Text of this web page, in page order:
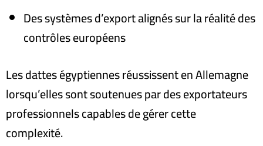
Des systèmes d’export alignés sur la réalité des
contrôles européens
Les dattes égyptiennes réussissent en Allemagne
lorsqu’elles sont soutenues par des exportateurs
professionnels capables de gérer cette
complexité.